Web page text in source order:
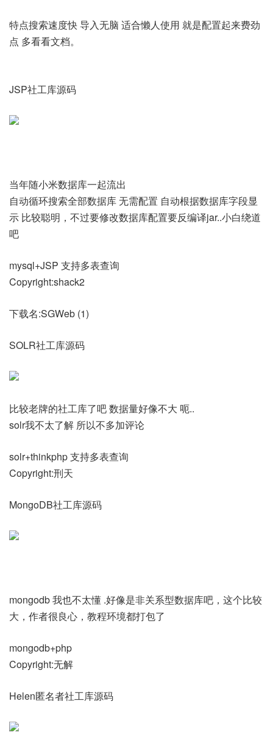
特点搜索速度快 导入无脑 适合懒人使用 就是配置起来费劲
点 多看看文档。
JSP社工库源码
当年随小米数据库一起流出
自动循环搜索全部数据库 无需配置 自动根据数据库字段显
示 比较聪明，不过要修改数据库配置要反编译jar..小白绕道
吧
mysql+JSP 支持多表查询
Copyright:shack2
下载名:SGWeb (1)
SOLR社工库源码
比较老牌的社工库了吧 数据量好像不大 呃..
solr我不太了解 所以不多加评论
solr+thinkphp 支持多表查询
Copyright:刑天
MongoDB社工库源码
mongodb 我也不太懂 .好像是非关系型数据库吧，这个比较
大，作者很良心，教程环境都打包了
mongodb+php
Copyright:无解
Helen匿名者社工库源码